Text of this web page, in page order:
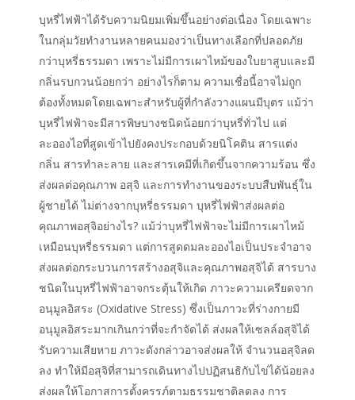
บุหรี่ไฟฟ้าได้รับความนิยมเพิ่มขึ้นอย่างต่อเนื่อง โดยเฉพาะ
ในกลุ่มวัยทำงานหลายคนมองว่าเป็นทางเลือกที่ปลอดภัย
กว่าบุหรี่ธรรมดา เพราะไม่มีการเผาไหม้ของใบยาสูบและมี
กลิ่นรบกวนน้อยกว่า อย่างไรก็ตาม ความเชื่อนี้อาจไม่ถูก
ต้องทั้งหมดโดยเฉพาะสำหรับผู้ที่กำลังวางแผนมีบุตร แม้ว่า
บุหรี่ไฟฟ้าจะมีสารพิษบางชนิดน้อยกว่าบุหรี่ทั่วไป แต่
ละอองไอที่สูดเข้าไปยังคงประกอบด้วยนิโคติน สารแต่ง
กลิ่น สารทำละลาย และสารเคมีที่เกิดขึ้นจากความร้อน ซึ่ง
ส่งผลต่อคุณภาพ อสุจิ และการทำงานของระบบสืบพันธุ์ใน
ผู้ชายได้ ไม่ต่างจากบุหรี่ธรรมดา บุหรี่ไฟฟ้าส่งผลต่อ
คุณภาพอสุจิอย่างไร? แม้ว่าบุหรี่ไฟฟ้าจะไม่มีการเผาไหม้
เหมือนบุหรี่ธรรมดา แต่การสูดดมละอองไอเป็นประจำอาจ
ส่งผลต่อกระบวนการสร้างอสุจิและคุณภาพอสุจิได้ สารบาง
ชนิดในบุหรี่ไฟฟ้าอาจกระตุ้นให้เกิด ภาวะความเครียดจาก
อนุมูลอิสระ (Oxidative Stress) ซึ่งเป็นภาวะที่ร่างกายมี
อนุมูลอิสระมากเกินกว่าที่จะกำจัดได้ ส่งผลให้เซลล์อสุจิได้
รับความเสียหาย ภาวะดังกล่าวอาจส่งผลให้ จำนวนอสุจิลด
ลง ทำให้มีอสุจิที่สามารถเดินทางไปปฏิสนธิกับไข่ได้น้อยลง
ส่งผลให้โอกาสการตั้งครรภ์ตามธรรมชาติลดลง การ